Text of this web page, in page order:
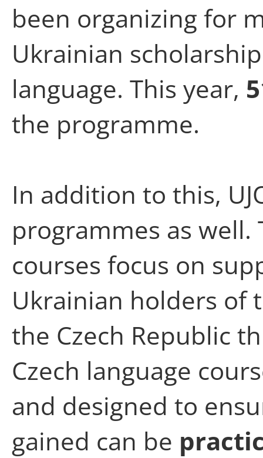
been organizing for
Ukrainian
language. This year,
the programme.
In addition to this,
programmes as well.
courses focus on
Ukrainian holders of
the Czech Republic
Czech language
and designed to
gained can be